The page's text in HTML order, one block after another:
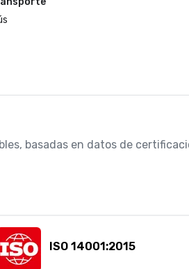
basadas en datos de
ISO 14001:2015